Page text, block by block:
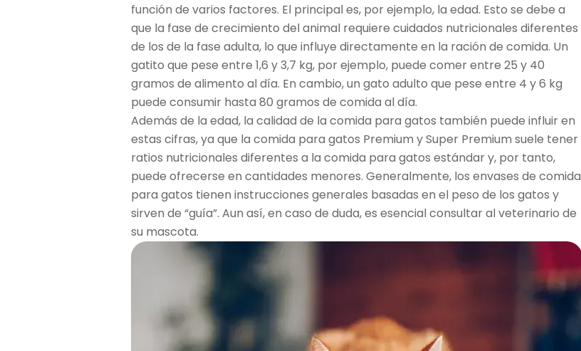
función de varios factores. El principal es, por ejemplo, la edad. Esto se debe a
que la fase de crecimiento del animal requiere cuidados nutricionales diferentes
de los de la fase adulta, lo que influye directamente en la ración de comida. Un
gatito que pese entre 1,6 y 3,7 kg, por ejemplo, puede comer entre 25 y 40
gramos de alimento al día. En cambio, un gato adulto que pese entre 4 y 6 kg
puede consumir hasta 80 gramos de comida al día.
Además de la edad, la calidad de la comida para gatos también puede influir en
estas cifras, ya que la comida para gatos Premium y Super Premium suele tener
ratios nutricionales diferentes a la comida para gatos estándar y, por tanto,
puede ofrecerse en cantidades menores. Generalmente, los envases de comida
para gatos tienen instrucciones generales basadas en el peso de los gatos y
sirven de “guía”. Aun así, en caso de duda, es esencial consultar al veterinario de
su mascota.